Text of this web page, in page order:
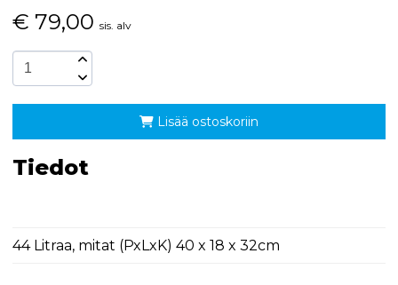
€ 79,00 sis. alv
Lisää ostoskoriin
Tiedot
44 Litraa, mitat (PxLxK) 40 x 18 x 32cm